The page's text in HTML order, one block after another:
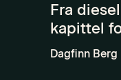
Fra
kapittel
Dagfinn Berg